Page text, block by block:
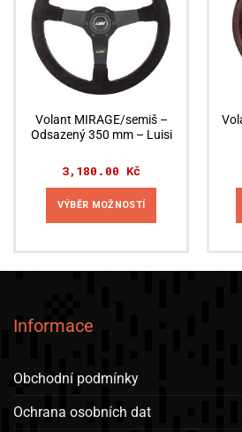
Volant MIRAGE/semiš –
Odsazený 350 mm – Luisi
3,180.00 Kč
VÝBĚR MOŽNOSTÍ
má
na
stránce
produktu
Informace
Obchodní podmínky
Ochrana osobních dat